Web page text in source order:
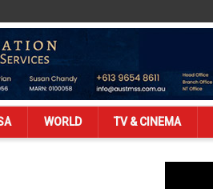
WORLD TV & CINEMA